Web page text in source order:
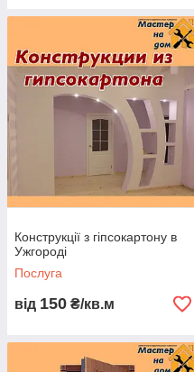
Конструкції з гіпсокартону в
Ужгороді
Послуга
від 150 ₴/кв.м